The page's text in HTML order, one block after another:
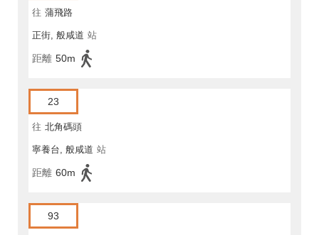
往 蒲飛路
正街, 般咸道 站
距離 50m
23
往 北角碼頭
寧養台, 般咸道 站
距離 60m
93